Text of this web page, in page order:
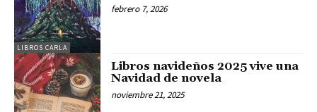
LIBROS CARLA
febrero 7, 2026
Libros navideños 2025 vive una
Navidad de novela
noviembre 21, 2025